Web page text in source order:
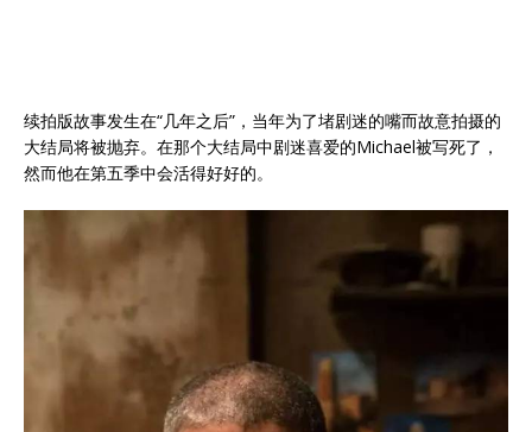
续拍版故事发生在“几年之后”，当年为了堵剧迷的嘴而故意拍摄的
大结局将被抛弃。在那个大结局中剧迷喜爱的Michael被写死了，
然而他在第五季中会活得好好的。